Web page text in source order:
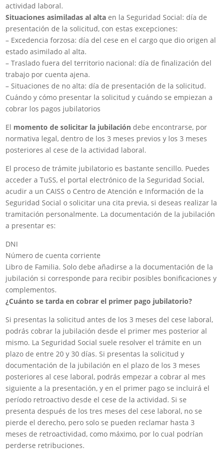
actividad laboral.
Situaciones asimiladas al alta en la Seguridad Social: día de
presentación de la solicitud, con estas excepciones:
– Excedencia forzosa: día del cese en el cargo que dio origen al
estado asimilado al alta.
– Traslado fuera del territorio nacional: día de finalización del
trabajo por cuenta ajena.
– Situaciones de no alta: día de presentación de la solicitud.
Cuándo y cómo presentar la solicitud y cuándo se empiezan a
cobrar los pagos jubilatorios
El momento de solicitar la jubilación debe encontrarse, por
normativa legal, dentro de los 3 meses previos y los 3 meses
posteriores al cese de la actividad laboral.
El proceso de trámite jubilatorio es bastante sencillo. Puedes
acceder a TuSS, el portal electrónico de la Seguridad Social,
acudir a un CAISS o Centro de Atención e Información de la
Seguridad Social o solicitar una cita previa, si deseas realizar la
tramitación personalmente. La documentación de la jubilación
a presentar es:
DNI
Número de cuenta corriente
Libro de Familia. Solo debe añadirse a la documentación de la
jubilación si corresponde para recibir posibles bonificaciones y
complementos.
¿Cuánto se tarda en cobrar el primer pago jubilatorio?
Si presentas la solicitud antes de los 3 meses del cese laboral,
podrás cobrar la jubilación desde el primer mes posterior al
mismo. La Seguridad Social suele resolver el trámite en un
plazo de entre 20 y 30 días. Si presentas la solicitud y
documentación de la jubilación en el plazo de los 3 meses
posteriores al cese laboral, podrás empezar a cobrar al mes
siguiente a la presentación, y en el primer pago se incluirá el
período retroactivo desde el cese de la actividad. Si se
presenta después de los tres meses del cese laboral, no se
pierde el derecho, pero solo se pueden reclamar hasta 3
meses de retroactividad, como máximo, por lo cual podrían
perderse retribuciones.